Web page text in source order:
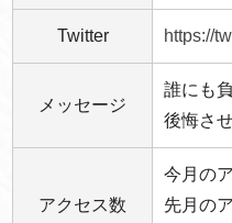
Twitter https://
メッセージ
誰にも
後悔さ
アクセス数
今月の
先月の